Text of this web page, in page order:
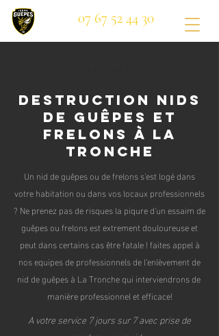
07 67 52 44 30
Destruction nids
de guêpes et
frelons à La
Tronche
Un nid de guêpes ou de frelons s'est logé dans
votre habitation ou dans vos locaux professionnels
? Ne prenez pas de risques la piqure d'un essaim de
guêpes ou frelons est extrement douloureuse et
peut dans certains cas être fatale ! faites appel à
nos equipes de professionnels de l'enlèvement de
nid de guêpes à La Tronche qui interviendrons de
manière professionnel et efficace!
A votre service 7 jours sur 7 avec prise de